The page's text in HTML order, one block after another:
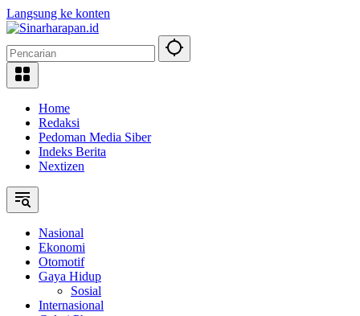
Langsung ke konten
Home
Redaksi
Pedoman Media Siber
Indeks Berita
Nextizen
Nasional
Ekonomi
Otomotif
Gaya Hidup
Sosial
Internasional